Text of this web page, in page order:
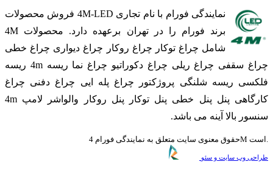
نمایندگی فورام با نام تجاری 4M-LED فروش محصولات
برند فورام را در تهران برعهده دارد. محصولات 4M
شامل چراغ توکار چراغ روکار چراغ دیواری چراغ خطی
چراغ سقفی چراغ ریلی چراغ دکوراتیو چراغ نما ریسه 4m ریسه
فلکسی ریسه شلنگی پروژکتور چراغ پله ایی چراغ دفنی چراغ
کارگاهی پنل پنل خطی پنل توکار پنل روکار والواشر لامپ 4m
سنسور بالا آینه می باشد.
طراحی وب سایت و سئو